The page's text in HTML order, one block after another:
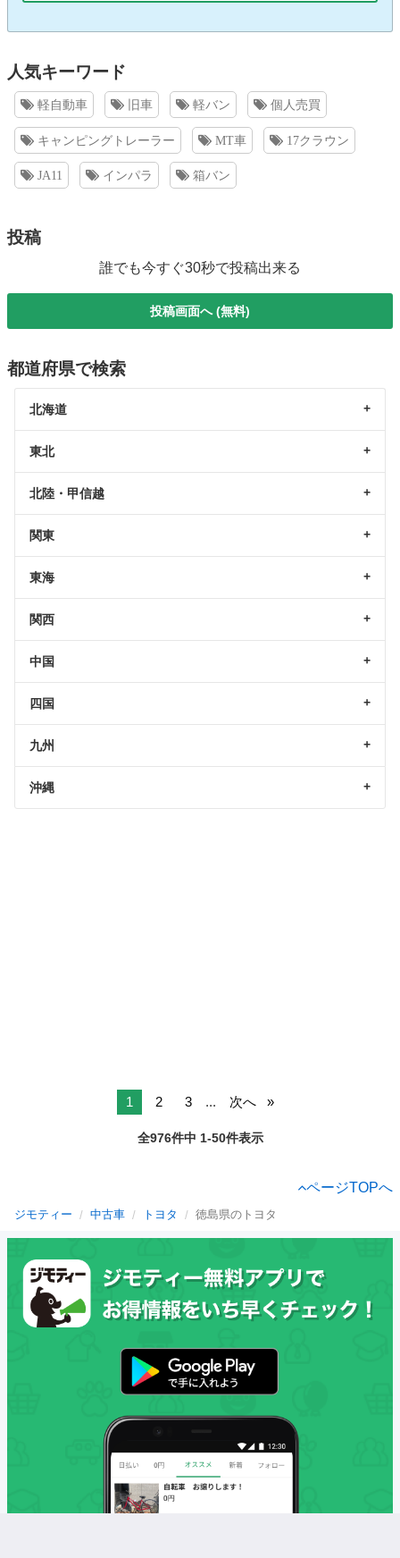
人気キーワード
軽自動車 旧車 軽バン 個人売買
キャンピングトレーラー MT車 17クラウン
JA11 インパラ 箱バン
投稿
誰でも今すぐ30秒で投稿出来る
投稿画面へ (無料)
都道府県で検索
北海道
東北
北陸・甲信越
関東
東海
関西
中国
四国
九州
沖縄
1 2 3 ... 次へ
全976件中 1-50件表示
ページTOPへ
ジモティー 中古車 トヨタ 徳島県のトヨタ